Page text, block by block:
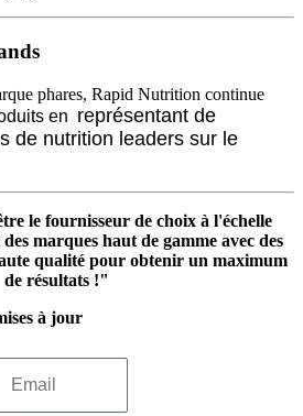
phares, Rapid Nutrition continue
en représentant de
de nutrition leaders sur le
le fournisseur de choix à l'échelle
marques haut de gamme avec des
qualité pour obtenir un maximum
de résultats !"
à jour